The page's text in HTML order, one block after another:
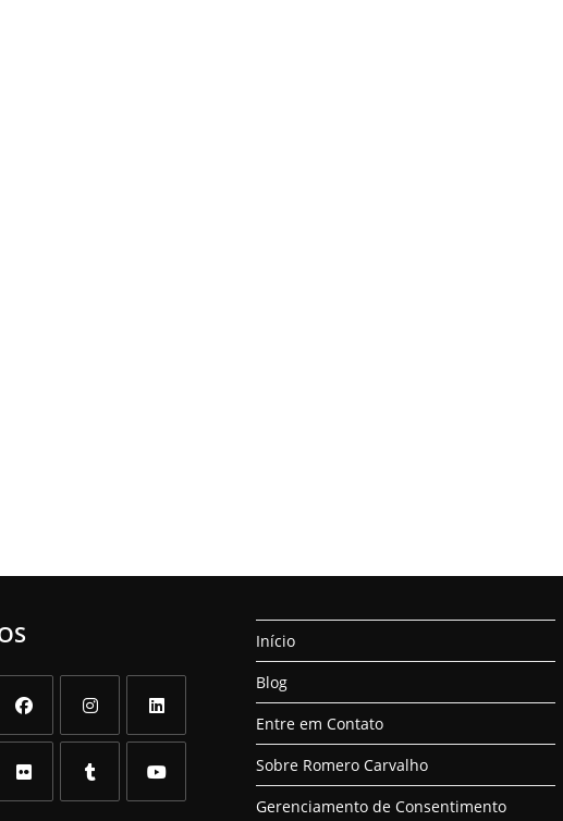
Abre
uma
Abre
em
uma
Início
Blog
Entre em Contato
Sobre Romero Carvalho
Gerenciamento de Consentimento